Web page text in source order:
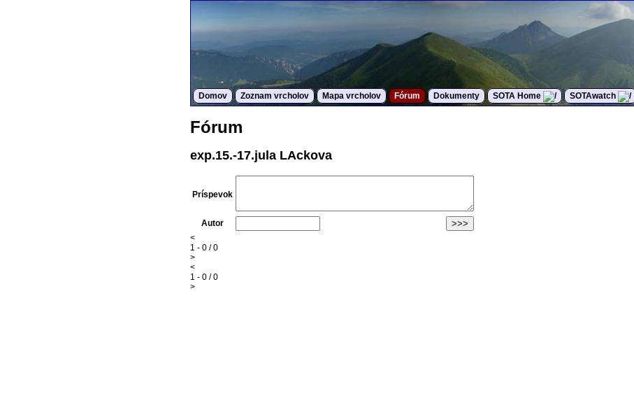
Domov Zoznam vrcholov Mapa vrcholov Fórum Dokumenty SOTA Home SOTAwatch
Fórum
exp.15.-17.jula LAckova
Príspevok
Autor
<
1 - 0 / 0
>
<
1 - 0 / 0
>